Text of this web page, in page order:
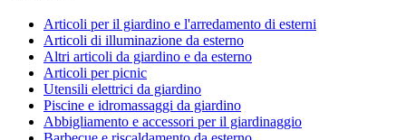
Articoli per il giardino e l'arredamento di esterni
Articoli di illuminazione da esterno
Altri articoli da giardino e da esterno
Articoli per picnic
Utensili elettrici da giardino
Piscine e idromassaggi da giardino
Abbigliamento e accessori per il giardinaggio